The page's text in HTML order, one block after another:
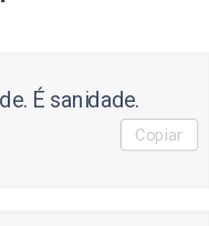
É sanidade.
Copiar